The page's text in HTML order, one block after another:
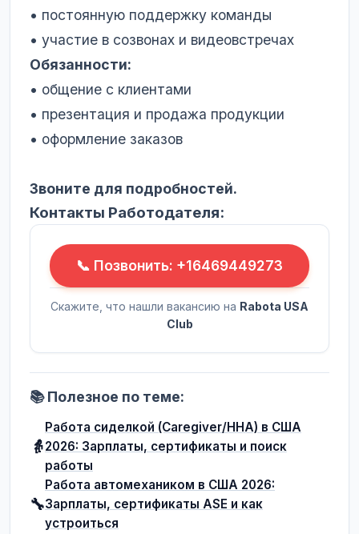
• постоянную поддержку команды
• участие в созвонах и видеовстречах
Обязанности:
• общение с клиентами
• презентация и продажа продукции
• оформление заказов
Звоните для подробностей.
Контакты Работодателя:
📞 Позвонить: +16469449273
Скажите, что нашли вакансию на Rabota USA
Club
📚 Полезное по теме:
👵
Работа сиделкой (Caregiver/HHA) в США
2026: Зарплаты, сертификаты и поиск
работы
🔧
Работа автомехаником в США 2026:
Зарплаты, сертификаты ASE и как
устроиться